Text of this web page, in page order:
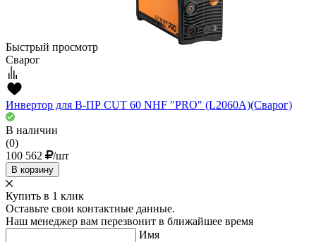
Быстрый просмотр
Сварог
Инвертор для В-ПР CUT 60 NHF "PRO" (L2060A)(Сварог)
В наличии
(0)
100 562
/шт
В корзину
Купить в 1 клик
Оставьте свои контактные данные.
Наш менеджер вам перезвонит в ближайшее время
Имя